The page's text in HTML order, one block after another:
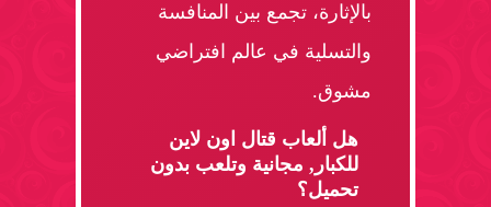
بالإثارة، تجمع بين المنافسة
والتسلية في عالم افتراضي
مشوق.
هل ألعاب قتال اون لاين
للكبار, مجانية وتلعب بدون
تحميل؟